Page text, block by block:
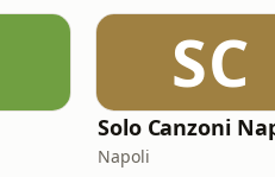
SC
Napoli